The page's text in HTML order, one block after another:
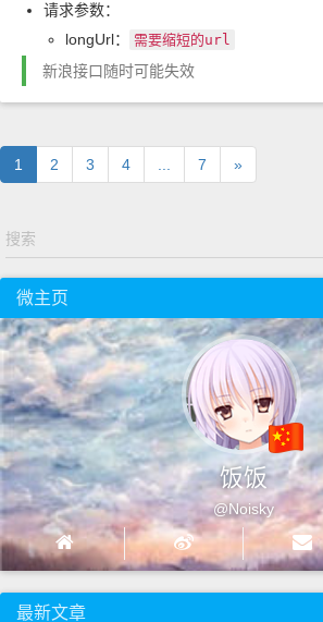
请求参数：
longUrl：
需要缩短的url
新浪接口随时可能失效
1 2 3 4 ... 7 »
搜索
微主页
饭饭
@Noisky
最新文章